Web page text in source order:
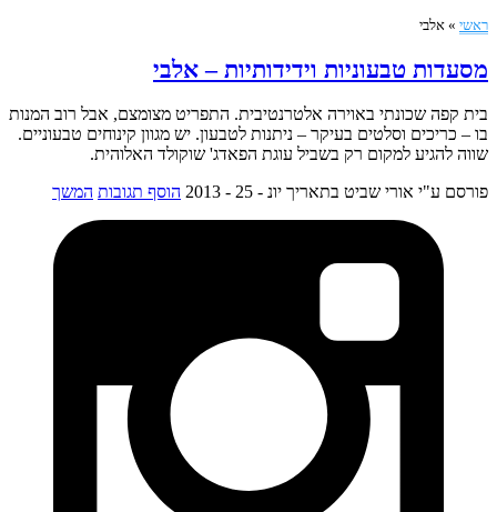
ראשי » אלבי
מסעדות טבעוניות וידידותיות – אלבי
בית קפה שכונתי באוירה אלטרנטיבית. התפריט מצומצם, אבל רוב המנות
בו – כריכים וסלטים בעיקר – ניתנות לטבעון. יש מגוון קינוחים טבעוניים.
שווה להגיע למקום רק בשביל עוגת הפאדג' שוקולד האלוהית.
פורסם ע"י אורי שביט בתאריך יונ - 25 - 2013 הוסף תגובות המשך